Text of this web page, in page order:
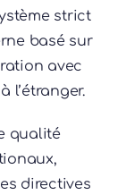
strict
basé sur
avec
l’étranger.
qualité
directives